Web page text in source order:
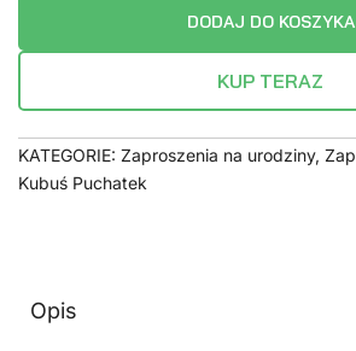
DODAJ DO KOSZYKA
KUP TERAZ
KATEGORIE: Zaproszenia na urodziny,
Kubuś Puchatek
Opis